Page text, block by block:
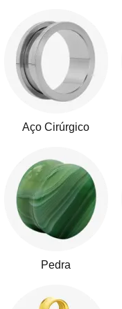
Aço Cirúrgico
Pedra